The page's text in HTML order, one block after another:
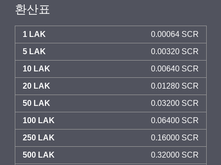
환산표
1 LAK 0.00064 SCR
5 LAK 0.00320 SCR
10 LAK 0.00640 SCR
20 LAK 0.01280 SCR
50 LAK 0.03200 SCR
100 LAK 0.06400 SCR
250 LAK 0.16000 SCR
500 LAK 0.32000 SCR